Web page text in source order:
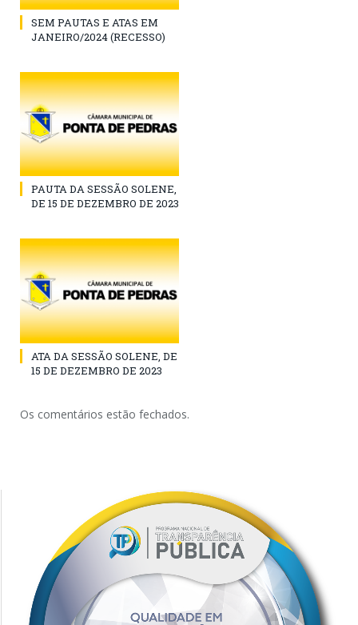
SEM PAUTAS E ATAS EM
JANEIRO/2024 (RECESSO)
PAUTA DA SESSÃO SOLENE,
DE 15 DE DEZEMBRO DE 2023
ATA DA SESSÃO SOLENE, DE
15 DE DEZEMBRO DE 2023
Os comentários estão fechados.